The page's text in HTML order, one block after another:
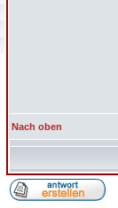
Nach oben